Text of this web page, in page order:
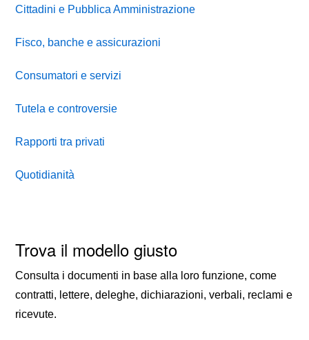
Cittadini e Pubblica Amministrazione
Fisco, banche e assicurazioni
Consumatori e servizi
Tutela e controversie
Rapporti tra privati
Quotidianità
Trova il modello giusto
Consulta i documenti in base alla loro funzione, come
contratti, lettere, deleghe, dichiarazioni, verbali, reclami e
ricevute.